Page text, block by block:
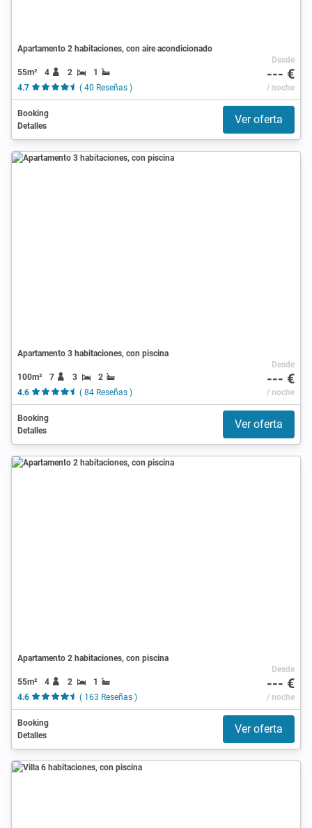
Apartamento 2 habitaciones, con aire acondicionado
55m² 4 2
1
4.7
( 40 Reseñas )
Desde
--- €
/ noche
Booking
Detalles
Ver oferta
Apartamento 3 habitaciones, con piscina
100m² 7 3
2
4.6
( 84 Reseñas )
Desde
--- €
/ noche
Booking
Detalles
Ver oferta
Apartamento 2 habitaciones, con piscina
55m² 4 2
1
4.6
( 163 Reseñas )
Desde
--- €
/ noche
Booking
Detalles
Ver oferta